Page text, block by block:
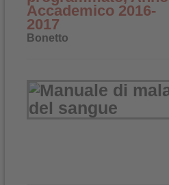
Accademico 2016-
2017
Bonetto